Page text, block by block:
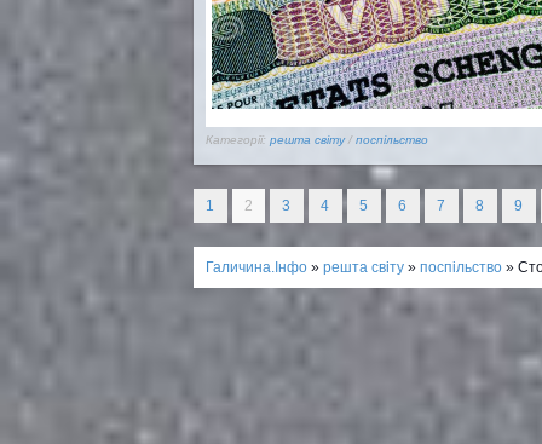
Категорії: решта світу/ поспільство
1 2 3 4 5 6 7 8 9
Галичина.Інфо » решта світу » поспільство »